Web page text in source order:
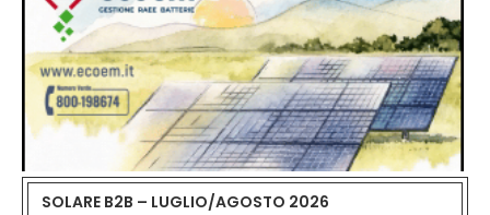
SOLARE B2B – LUGLIO/AGOSTO 2026